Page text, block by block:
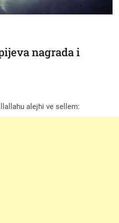
nagrada i
alejhi ve sellem: